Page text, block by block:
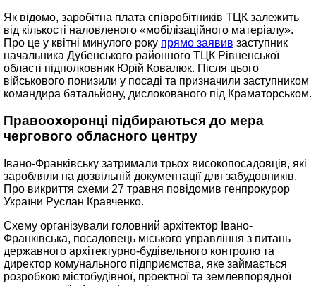
Як відомо, заробітна плата співробітників ТЦК залежить
від кількості наловленого «мобілізаційного матеріалу».
Про це у квітні минулого року прямо заявив заступник
начальника Дубенського районного ТЦК Рівненської
області підполковник Юрій Ковалюк. Після цього
військового понизили у посаді та призначили заступником
командира батальйону, дислокованого під Краматорськом.
Правоохоронці підбираються до мера
чергового обласного центру
Івано-Франківську затримали трьох високопосадовців, які
заробляли на дозвільній документації для забудовників.
Про викриття схеми 27 травня повідомив генпрокурор
України Руслан Кравченко.
Схему організували головний архітектор Івано-
Франківська, посадовець міського управління з питань
державного архітектурно-будівельного контролю та
директор комунального підприємства, яке займається
розробкою містобудівної, проектної та землевпорядної